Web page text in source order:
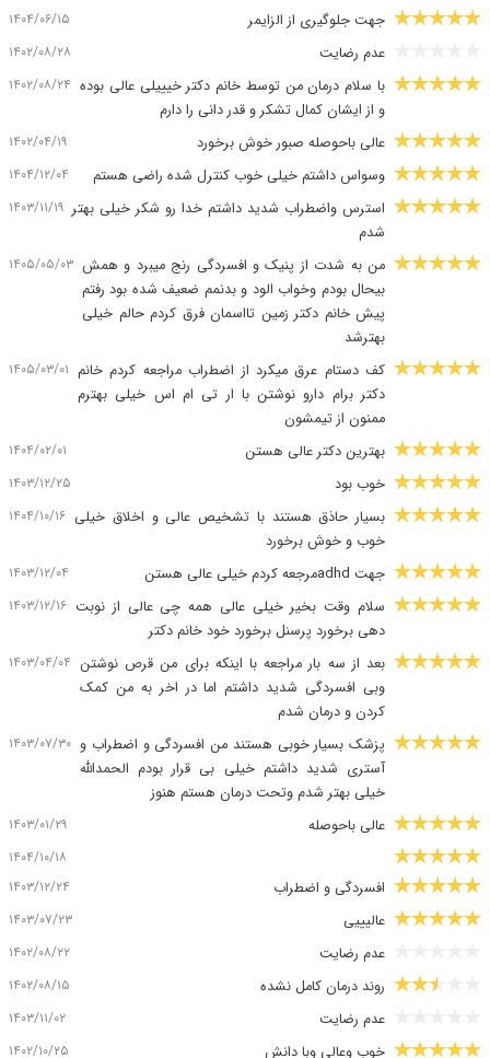
جهت جلوگیری از الزایمر ۱۴۰۴/۰۶/۱۵
عدم رضایت ۱۴۰۲/۰۸/۲۸
با سلام درمان من توسط خانم دکتر خیییلی عالی بوده
و از ایشان کمال تشکر و قدر دانی را دارم
۱۴۰۲/۰۸/۲۴
عالی باحوصله صبور خوش برخورد ۱۴۰۲/۰۴/۱۹
وسواس داشتم خیلی خوب کنترل شده راضی هستم ۱۴۰۴/۱۲/۰۴
استرس واضطراب شدید داشتم خدا رو شکر خیلی بهتر
شدم
۱۴۰۳/۱۱/۱۹
من به شدت از پنیک و افسردگی رنج میبرد و همش
بیحال بودم وخواب الود و بدنمم ضعیف شده بود رفتم
پیش خانم دکتر زمین تااسمان فرق کردم حالم خیلی
بهترشد
۱۴۰۵/۰۵/۰۳
کف دستام عرق میکرد از اضطراب مراجعه کردم خانم
دکتر برام دارو نوشتن با ار تی ام اس خیلی بهترم
ممنون از تیمشون
۱۴۰۵/۰۳/۰۱
بهترین دکتر عالی هستن ۱۴۰۴/۰۲/۰۱
خوب بود ۱۴۰۳/۱۲/۲۵
بسیار حاذق هستند با تشخیص عالی و اخلاق خیلی
خوب و خوش برخورد
۱۴۰۴/۱۰/۱۶
جهت adhdمرجعه کردم خیلی عالی هستن ۱۴۰۳/۱۲/۰۴
سلام وقت بخیر خیلی عالی همه چی عالی از نوبت
دهی برخورد پرسنل برخورد خود خانم دکتر
۱۴۰۳/۱۲/۱۶
بعد از سه بار مراجعه با اینکه برای من قرص نوشتن
وبی افسردگی شدید داشتم اما در اخر به من کمک
کردن و درمان شدم
۱۴۰۳/۰۴/۰۴
پزشک بسیار خوبی هستند من افسردگی و اضطراب و
آستری شدید داشتم خیلی بی قرار بودم الحمدالله
خیلی بهتر شدم وتحت درمان هستم هنوز
۱۴۰۳/۰۷/۳۰
عالی باحوصله
۱۴۰۳/۰۱/۲۹
۱۴۰۴/۱۰/۱۸
افسردگی و اضطراب ۱۴۰۳/۱۲/۲۴
عالیییی ۱۴۰۳/۰۷/۲۳
عدم رضایت ۱۴۰۲/۰۸/۲۲
روند درمان کامل نشده ۱۴۰۲/۰۸/۱۵
عدم رضایت ۱۴۰۳/۱۱/۰۲
خوب وعالی وبا دانش ۱۴۰۲/۱۰/۲۵